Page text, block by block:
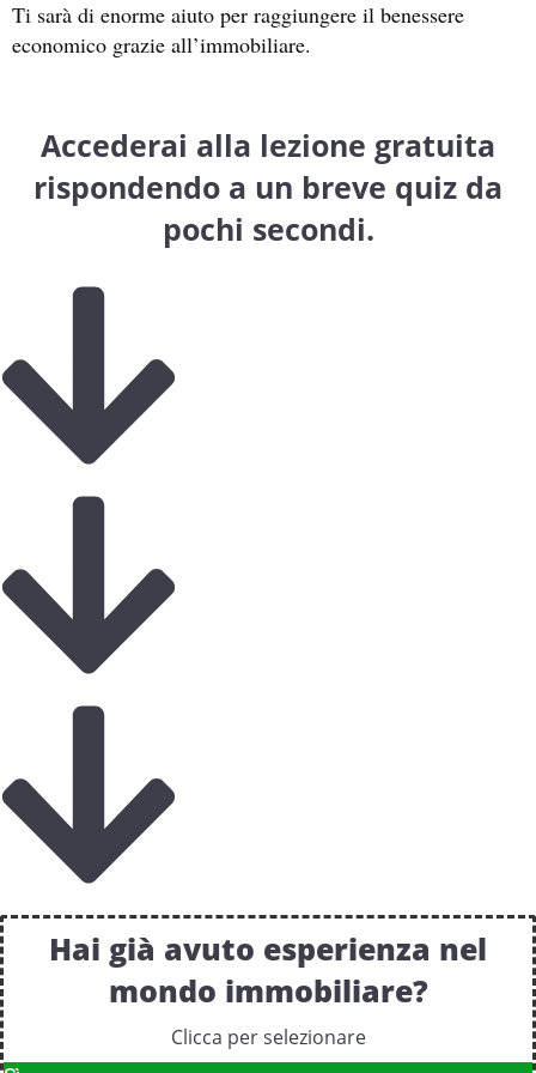
Ti sarà di enorme aiuto per raggiungere il benessere
economico grazie all’immobiliare.
Accederai alla lezione gratuita
rispondendo a un breve quiz da
pochi secondi.
Hai già avuto esperienza nel
mondo immobiliare?
Clicca per selezionare